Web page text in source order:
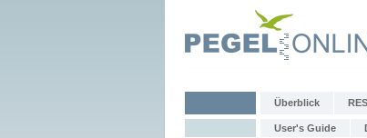
Überblick
User's Guide